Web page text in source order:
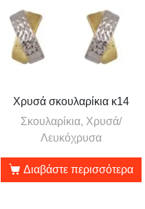
Χρυσά σκουλαρίκια κ14
Σκουλαρίκια, Χρυσά/
Λευκόχρυσα
Διαβάστε περισσότερα